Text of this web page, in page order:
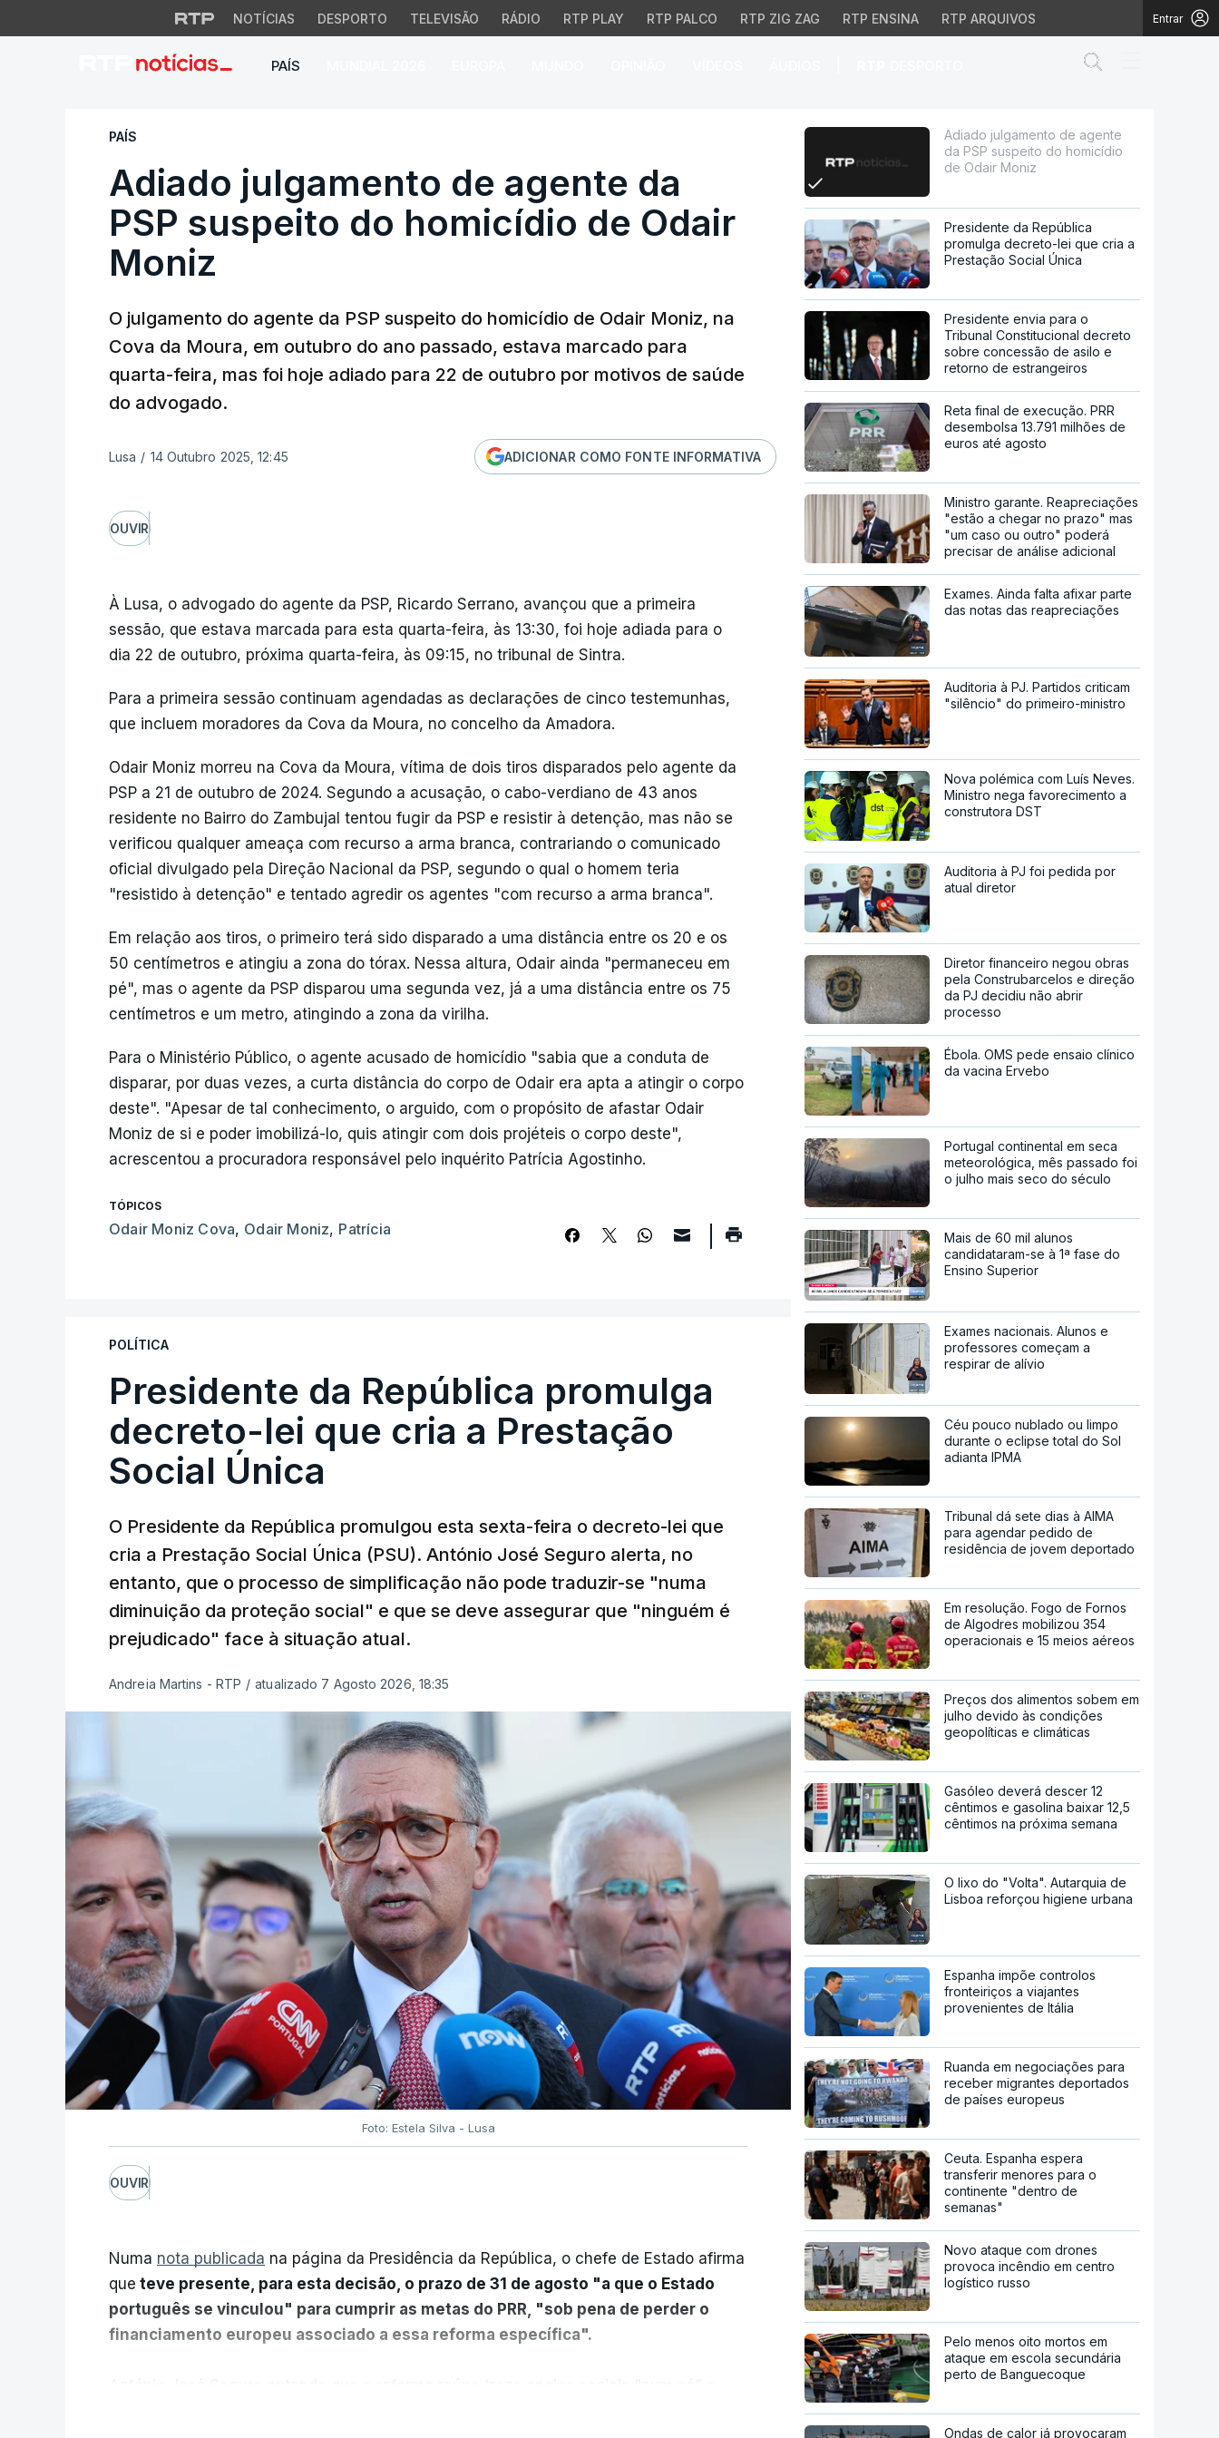
NOTÍCIAS DESPORTO TELEVISÃO RÁDIO RTP PLAY RTP PALCO RTP ZIG ZAG RTP ENSINA RTP ARQUIVOS Entrar
PAÍS
Adiado julgamento de agente da PSP suspeito do homicídio de
PAÍS
Adiado julgamento de agente da
PSP suspeito do homicídio de Odair
Moniz
O julgamento do agente da PSP suspeito do homicídio de Odair Moniz, na
Cova da Moura, em outubro do ano passado, estava marcado para
quarta-feira, mas foi hoje adiado para 22 de outubro por motivos de saúde
do advogado.
Lusa / 14 Outubro 2025, 12:45 ADICIONAR COMO FONTE INFORMATIVA
OUVIR
À Lusa, o advogado do agente da PSP, Ricardo Serrano, avançou que a primeira
sessão, que estava marcada para esta quarta-feira, às 13:30, foi hoje adiada para o
dia 22 de outubro, próxima quarta-feira, às 09:15, no tribunal de Sintra.
Para a primeira sessão continuam agendadas as declarações de cinco testemunhas,
que incluem moradores da Cova da Moura, no concelho da Amadora.
Odair Moniz morreu na Cova da Moura, vítima de dois tiros disparados pelo agente da
PSP a 21 de outubro de 2024. Segundo a acusação, o cabo-verdiano de 43 anos
residente no Bairro do Zambujal tentou fugir da PSP e resistir à detenção, mas não se
verificou qualquer ameaça com recurso a arma branca, contrariando o comunicado
oficial divulgado pela Direção Nacional da PSP, segundo o qual o homem teria
"resistido à detenção" e tentado agredir os agentes "com recurso a arma branca".
Em relação aos tiros, o primeiro terá sido disparado a uma distância entre os 20 e os
50 centímetros e atingiu a zona do tórax. Nessa altura, Odair ainda "permaneceu em
pé", mas o agente da PSP disparou uma segunda vez, já a uma distância entre os 75
centímetros e um metro, atingindo a zona da virilha.
Para o Ministério Público, o agente acusado de homicídio "sabia que a conduta de
disparar, por duas vezes, a curta distância do corpo de Odair era apta a atingir o corpo
deste". "Apesar de tal conhecimento, o arguido, com o propósito de afastar Odair
Moniz de si e poder imobilizá-lo, quis atingir com dois projéteis o corpo deste",
acrescentou a procuradora responsável pelo inquérito Patrícia Agostinho.
TÓPICOS
Odair Moniz Cova, Odair Moniz, Patrícia
POLÍTICA
Presidente da República promulga
decreto-lei que cria a Prestação
Social Única
O Presidente da República promulgou esta sexta-feira o decreto-lei que
cria a Prestação Social Única (PSU). António José Seguro alerta, no
entanto, que o processo de simplificação não pode traduzir-se "numa
diminuição da proteção social" e que se deve assegurar que "ninguém é
prejudicado" face à situação atual.
Andreia Martins - RTP / atualizado 7 Agosto 2026, 18:35
Foto: Estela Silva - Lusa
OUVIR
Numa nota publicada na página da Presidência da República, o chefe de Estado afirma
que teve presente, para esta decisão, o prazo de 31 de agosto "a que o Estado
português se vinculou" para cumprir as metas do PRR, "sob pena de perder o
financiamento europeu associado a essa reforma específica".
Adiado julgamento de agente
da PSP suspeito do homicídio
de Odair Moniz
Presidente da República
promulga decreto-lei que cria a
Prestação Social Única
Presidente envia para o
Tribunal Constitucional decreto
sobre concessão de asilo e
retorno de estrangeiros
Reta final de execução. PRR
desembolsa 13.791 milhões de
euros até agosto
Ministro garante. Reapreciações
"estão a chegar no prazo" mas
"um caso ou outro" poderá
precisar de análise adicional
Exames. Ainda falta afixar parte
das notas das reapreciações
Auditoria à PJ. Partidos criticam
"silêncio" do primeiro-ministro
Nova polémica com Luís Neves.
Ministro nega favorecimento a
construtora DST
Auditoria à PJ foi pedida por
atual diretor
Diretor financeiro negou obras
pela Construbarcelos e direção
da PJ decidiu não abrir
processo
Ébola. OMS pede ensaio clínico
da vacina Ervebo
Portugal continental em seca
meteorológica, mês passado foi
o julho mais seco do século
Mais de 60 mil alunos
candidataram-se à 1ª fase do
Ensino Superior
Exames nacionais. Alunos e
professores começam a
respirar de alívio
Céu pouco nublado ou limpo
durante o eclipse total do Sol
adianta IPMA
Tribunal dá sete dias à AIMA
para agendar pedido de
residência de jovem deportado
Em resolução. Fogo de Fornos
de Algodres mobilizou 354
operacionais e 15 meios aéreos
Preços dos alimentos sobem em
julho devido às condições
geopolíticas e climáticas
Gasóleo deverá descer 12
cêntimos e gasolina baixar 12,5
cêntimos na próxima semana
O lixo do "Volta". Autarquia de
Lisboa reforçou higiene urbana
Espanha impõe controlos
fronteiriços a viajantes
provenientes de Itália
Ruanda em negociações para
receber migrantes deportados
de países europeus
Ceuta. Espanha espera
transferir menores para o
continente "dentro de
semanas"
Novo ataque com drones
provoca incêndio em centro
logístico russo
Pelo menos oito mortos em
ataque em escola secundária
perto de Banguecoque
Ondas de calor já provocaram